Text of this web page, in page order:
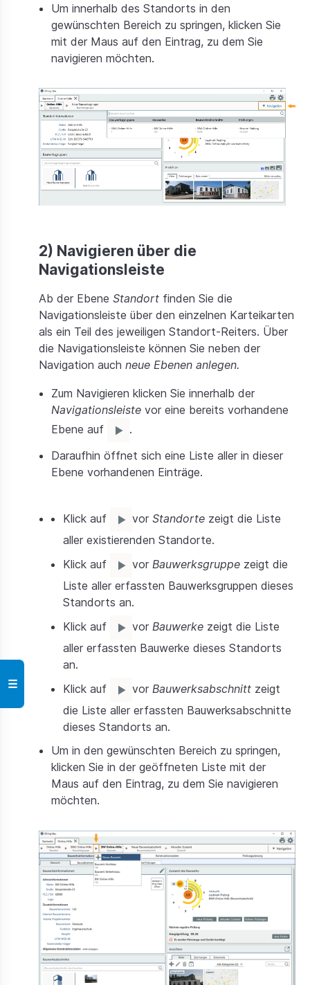
☰
Um innerhalb des Standorts in den
gewünschten Bereich zu springen, klicken Sie
mit der Maus auf den Eintrag, zu dem Sie
navigieren möchten.
2) Navigieren über die
Navigationsleiste
Ab der Ebene Standort finden Sie die
Navigationsleiste über den einzelnen Karteikarten
als ein Teil des jeweiligen Standort-Reiters. Über
die Navigationsleiste können Sie neben der
Navigation auch neue Ebenen anlegen.
Zum Navigieren klicken Sie innerhalb der
Navigationsleistevor eine bereits vorhandene
Ebene auf
.
Daraufhin öffnet sich eine Liste aller in dieser
Ebene vorhandenen Einträge.
Klick auf vor Standorte zeigt die Liste
aller existierenden Standorte.
Klick auf
vor Bauwerksgruppe zeigt die
Liste aller erfassten Bauwerksgruppen dieses
Standorts an.
Klick auf
vor Bauwerke zeigt die Liste
aller erfassten Bauwerke dieses Standorts
an.
Klick auf
vor Bauwerksabschnitt zeigt
die Liste aller erfassten Bauwerksabschnitte
dieses Standorts an.
Um in den gewünschten Bereich zu springen,
klicken Sie in der geöffneten Liste mit der
Maus auf den Eintrag, zu dem Sie navigieren
möchten.